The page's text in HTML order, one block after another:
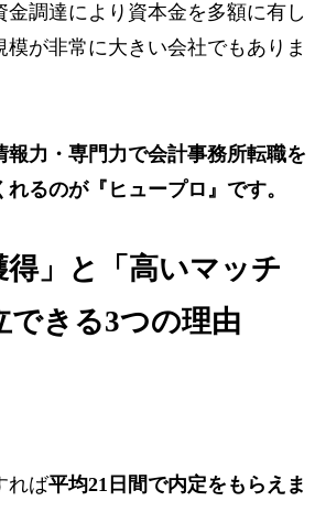
金調達により資本金を多額に有し
模が非常に大きい会社でもありま
報力・専門力で会計事務所転職を
れるのが『ヒュープロ』 です。
得」と「高いマッチ
できる3つの理由
れば平均21日間で内定をもらえま